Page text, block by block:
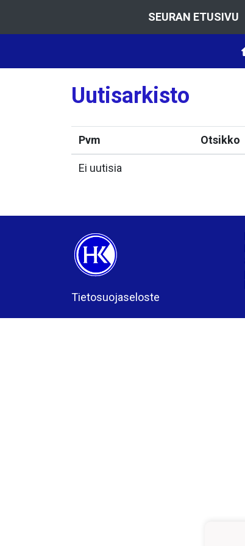
SEURAN ETUSIVU
Uutisarkisto
Pvm Otsikko
Ei uutisia
Tietosuojaseloste